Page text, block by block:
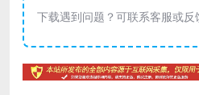
下载遇到问题？可联系客服或反